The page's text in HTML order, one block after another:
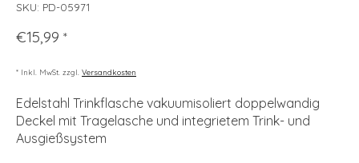
SKU: PD-05971
€15,99 *
* Inkl. MwSt. zzgl. Versandkosten
Edelstahl Trinkflasche vakuumisoliert doppelwandig
Deckel mit Tragelasche und integrietem Trink- und
Ausgießsystem